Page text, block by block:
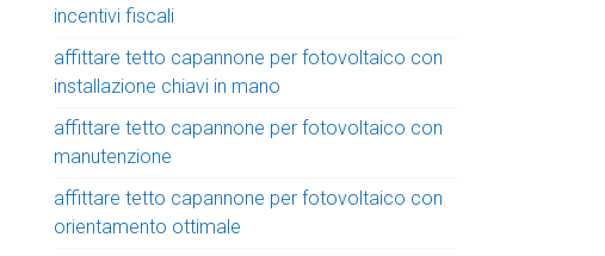
incentivi fiscali
affittare tetto capannone per fotovoltaico con
installazione chiavi in mano
affittare tetto capannone per fotovoltaico con
manutenzione
affittare tetto capannone per fotovoltaico con
orientamento ottimale